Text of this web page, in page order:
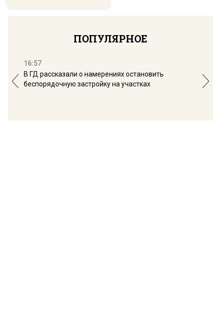
ПОПУЛЯРНОЕ
16:57
В ГД рассказали о намерениях остановить
беспорядочную застройку на участках